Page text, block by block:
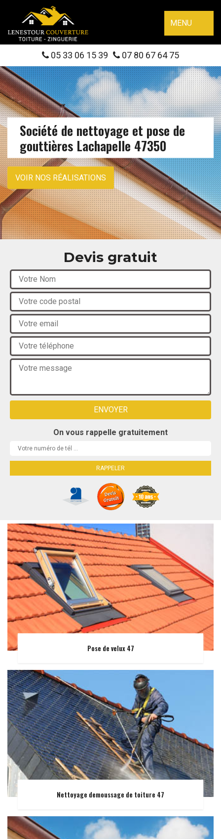
MENU
05 33 06 15 39 07 80 67 64 75
Société de nettoyage et pose de
gouttières Lachapelle 47350
VOIR NOS RÉALISATIONS
Devis gratuit
On vous rappelle gratuitement
Pose de velux 47
Nettoyage demoussage de toiture 47